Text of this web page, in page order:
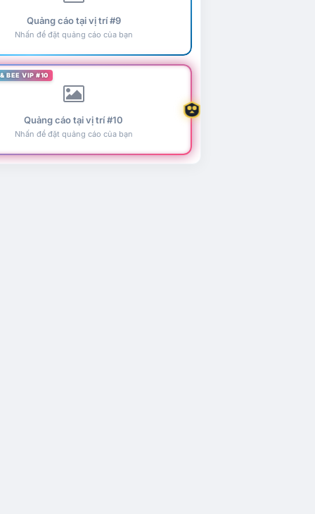
Quảng cáo tại vị trí #9
Nhấn để đặt quảng cáo của bạn
BEE VIP #10
Quảng cáo tại vị trí #10
Nhấn để đặt quảng cáo của bạn